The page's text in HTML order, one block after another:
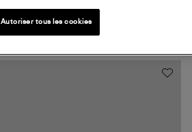
Autoriser tous les cookies